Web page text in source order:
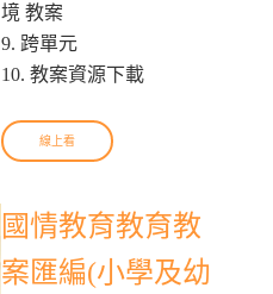
境 教案
9. 跨單元
10. 教案資源下載
線上看
國情教育教育教
案匯編(小學及幼